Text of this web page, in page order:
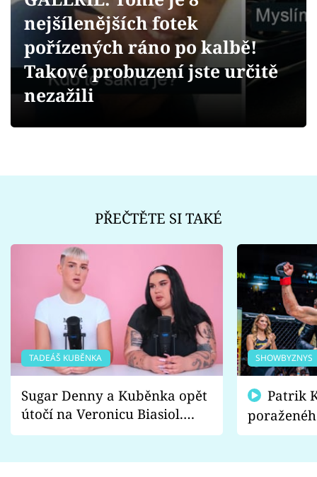
Videa
Sledujte prima+
nejšílenějších fotek
pořízených ráno po kalbě!
Takové probuzení jste určitě
nezažili
PŘEČTĚTE SI TAKÉ
TADEÁŠ KUBĚNKA
Sugar Denny a Kuběnka opět
útočí na Veronicu Biasiol.
Proč je podle nich falešná a
SHOWBYZNYS
fanoušci